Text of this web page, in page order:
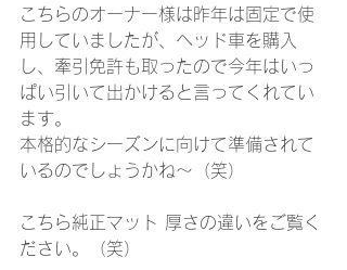
こちらのオーナー様は昨年は固定で使
用していましたが、ヘッド車を購入
し、牽引免許も取ったので今年はいっ
ぱい引いて出かけると言ってくれてい
ます。
本格的なシーズンに向けて準備されて
いるのでしょうかね～（笑）
こちら純正マット 厚さの違いをご覧く
ださい。（笑）